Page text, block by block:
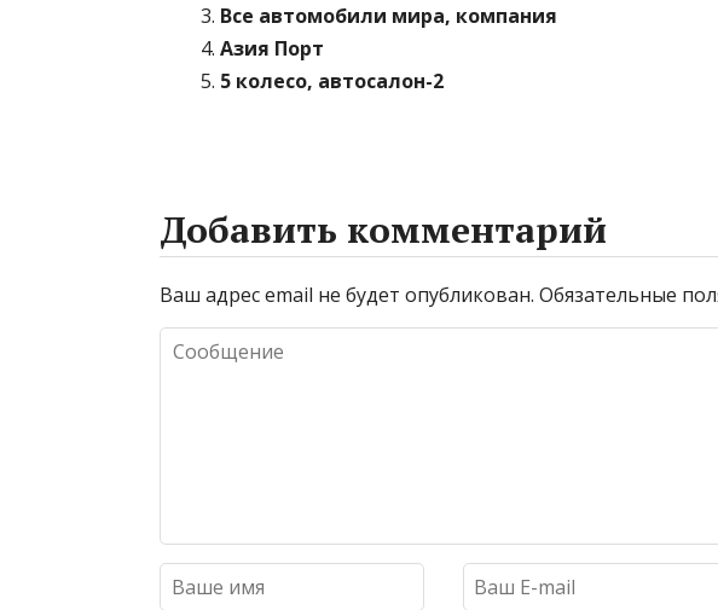
Все автомобили мира, компания
Азия Порт
5 колесо, автосалон-2
Добавить комментарий
Ваш адрес email не будет опубликован. Обязательные